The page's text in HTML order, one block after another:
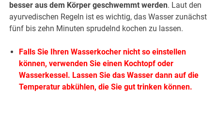
besser aus dem Körper geschwemmt werden. Laut den
ayurvedischen Regeln ist es wichtig, das Wasser zunächst
fünf bis zehn Minuten sprudelnd kochen zu lassen.
Falls Sie Ihren Wasserkocher nicht so einstellen
können, verwenden Sie einen Kochtopf oder
Wasserkessel. Lassen Sie das Wasser dann auf die
Temperatur abkühlen, die Sie gut trinken können.